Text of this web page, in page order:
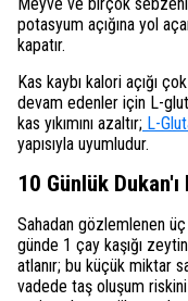
potasyum açığına yol
kapatır.
Kas kaybı kalori açığı
devam edenler için L-
kas yıkımını azaltır; L-
yapısıyla uyumludur.
10 Günlük
Sahadan gözlemlenen
günde 1 çay kaşığı
atlanır; bu küçük miktar
vadede taş oluşum